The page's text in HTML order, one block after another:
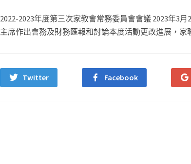
2022-2023年度第三次家教會常務委員會會議 2023年3月
主席作出會務及財務匯報和討論本度活動更改進展，家
Twitter Facebook